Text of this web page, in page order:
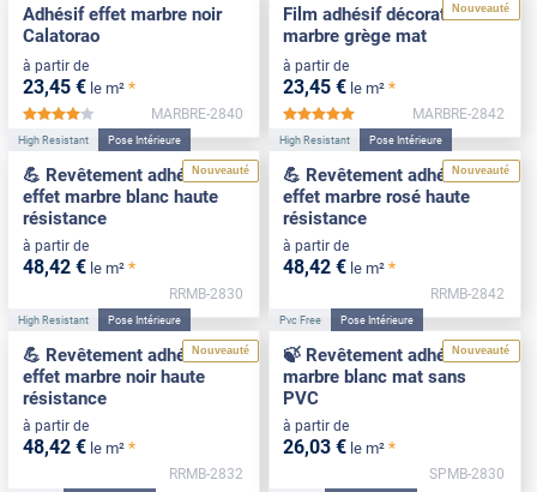
Adhésif effet marbre noir
Calatorao
à partir de
23,45 € le m² *
*****
MARBRE-2840
Nouveauté
Film adhésif décoratif effet
marbre grège mat
à partir de
23,45 € le m² *
MARBRE-2842
Nouveauté
High Resistant Pose Intérieure
💪 Revêtement adhésif
effet marbre blanc haute
résistance
à partir de
48,42 € le m² *
RRMB-2830
Nouveauté
High Resistant Pose Intérieure
💪 Revêtement adhésif
effet marbre rosé haute
résistance
à partir de
48,42 € le m² *
RRMB-2842
Nouveauté
High Resistant Pose Intérieure
💪 Revêtement adhésif
effet marbre noir haute
résistance
à partir de
48,42 € le m² *
RRMB-2832
Nouveauté
Pvc Free Pose Intérieure
🍃 Revêtement adhésif
marbre blanc mat sans
PVC
à partir de
26,03 € le m² *
SPMB-2830